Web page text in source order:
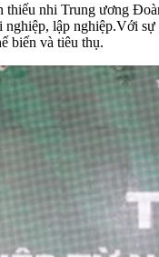
nhi Trung ương
lập nghiệp.Với
biến và tiêu thụ.